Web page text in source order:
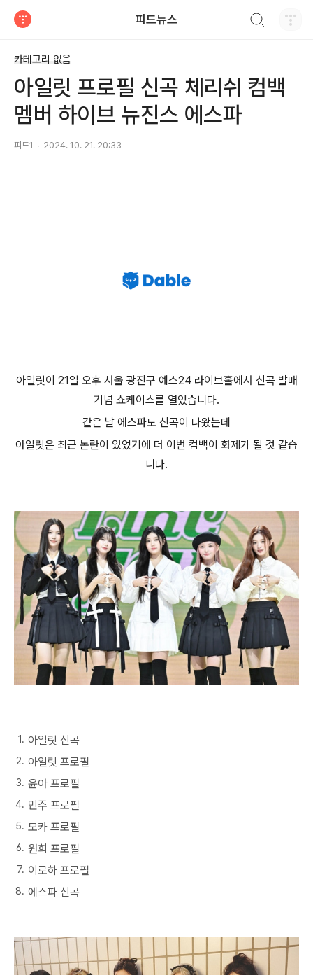
피드뉴스
카테고리 없음
아일릿 프로필 신곡 체리쉬 컴백
멤버 하이브 뉴진스 에스파
피드1 2024. 10. 21. 20:33
아일릿이 21일 오후 서울 광진구 예스24 라이브홀에서 신곡 발매
기념 쇼케이스를 열었습니다.
같은 날 에스파도 신곡이 나왔는데
아일릿은 최근 논란이 있었기에 더 이번 컴백이 화제가 될 것 같습
니다.
아일릿 신곡
아일릿 프로필
윤아 프로필
민주 프로필
모카 프로필
원희 프로필
이로하 프로필
에스파 신곡